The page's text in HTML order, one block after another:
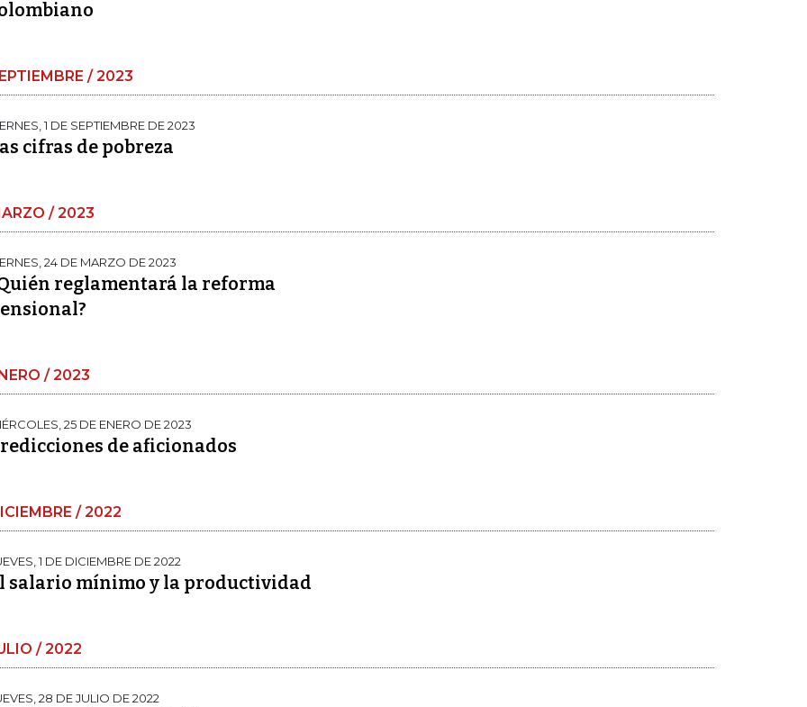
/ 2023
1 DE SEPTIEMBRE DE 2023
cifras de pobreza
/ 2023
24 DE MARZO DE 2023
reglamentará la reforma
/ 2023
25 DE ENERO DE 2023
de aficionados
/ 2022
1 DE DICIEMBRE DE 2022
salario mínimo y la productividad
/ 2022
28 DE JULIO DE 2022